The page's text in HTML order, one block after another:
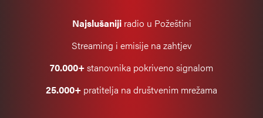
Najslušanijiradio u Požeštini
Streaming i emisije na zahtjev
70.000+stanovnika pokriveno signalom
25.000+ pratitelja na društvenim mrežama